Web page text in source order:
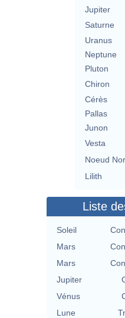
Jupiter
Saturne
Uranus
Neptune
Pluton
Chiron
Cérès
Pallas
Junon
Vesta
Noeud
Lilith
Liste
Soleil
Mars
Mars
Jupiter
Vénus
Lune